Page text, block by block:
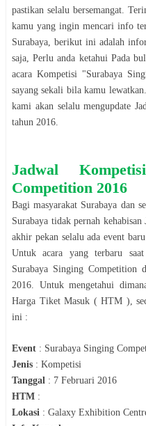
pastikan selalu bersemangat.
kamu yang ingin mencari info
Surabaya , berikut ini adalah
saja, Perlu anda ketahui Pada
acaraKompetisi "Surabaya
sayang sekali bila kamu
kami akan selalu mengupdate
tahun 2016
JadwalKompetisi
Competition 2016
Bagi masyarakat Surabaya dan
Surabaya tidak pernah kehabisan
akhir pekan selalu ada event
Untuk acara yang terbaru
Surabaya Singing Competition
2016 . Untuk mengetahui
Harga Tiket Masuk ( HTM ),
ini :
Event : Surabaya Singing
Jenis : Kompetisi
Tanggal : 7 Februari 2016
HTM :
Lokasi : Galaxy Exhibition